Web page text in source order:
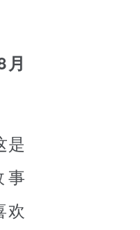
月
是
事
欢